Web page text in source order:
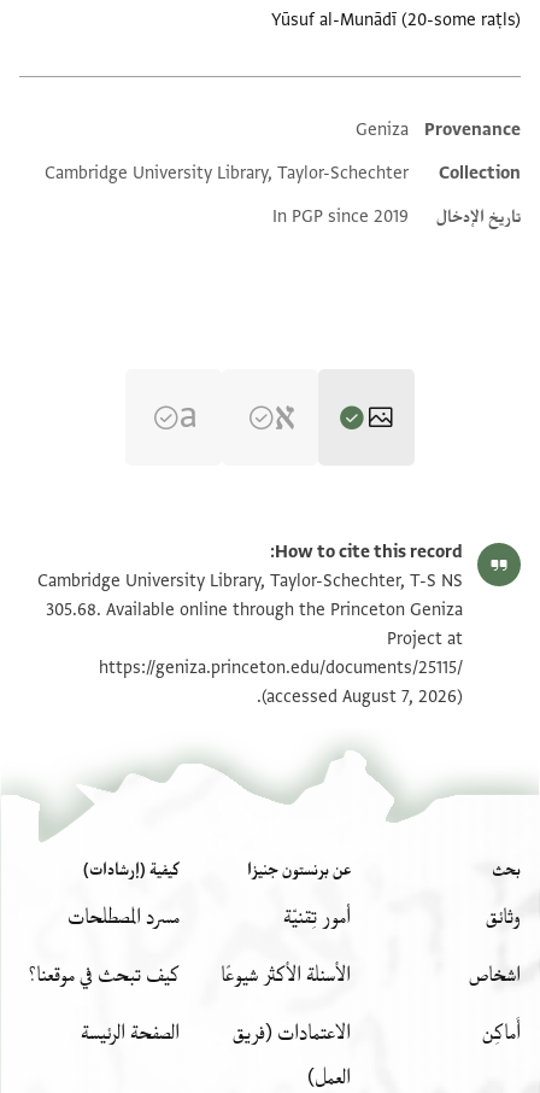
Yūsuf al-Munādī (20-some raṭls)
Additional metadata
Provenance
Geniza
Collection
Cambridge University Library, Taylor-Schechter
تاريخ الإدخال
In PGP since 2019
T-S NS 305.68 1v تكبير و تدوير
بيان أذونات الصورة
How to cite this record:
Cambridge University Library, Taylor-Schechter, T-S NS
305.68. Available online through the Princeton Geniza
Project at
https://geniza.princeton.edu/documents/25115/
(accessed August 7, 2026).
بحث
وثائق
اشخاص
أَماكِن
عن برنستون جنيزا
أمور تِقنيّة
الأسئلة الأكثر شيوعًا
الاعتمادات (فريق
العمل)
كيفية (إرشادات)
مسرد المصطلحات
كيف تبحث في موقعنا؟
الصفحة الرئيسة